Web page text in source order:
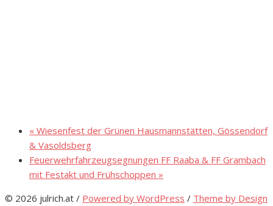
« Wiesenfest der Grünen Hausmannstätten, Gössendorf
& Vasoldsberg
Feuerwehrfahrzeugsegnungen FF Raaba & FF Grambach
mit Festakt und Frühschoppen »
© 2026 julrich.at / Powered by WordPress / Theme by Design